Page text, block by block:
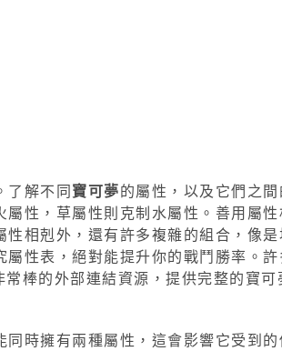
了解不同寶可夢的屬性，以及它們之
性，草屬性則克制水屬性。善用屬
相剋外，還有許多複雜的組合，像
性表，絕對能提升你的戰鬥勝率。
棒的外部連結資源，提供完整的寶可
同時擁有兩種屬性，這會影響它受到